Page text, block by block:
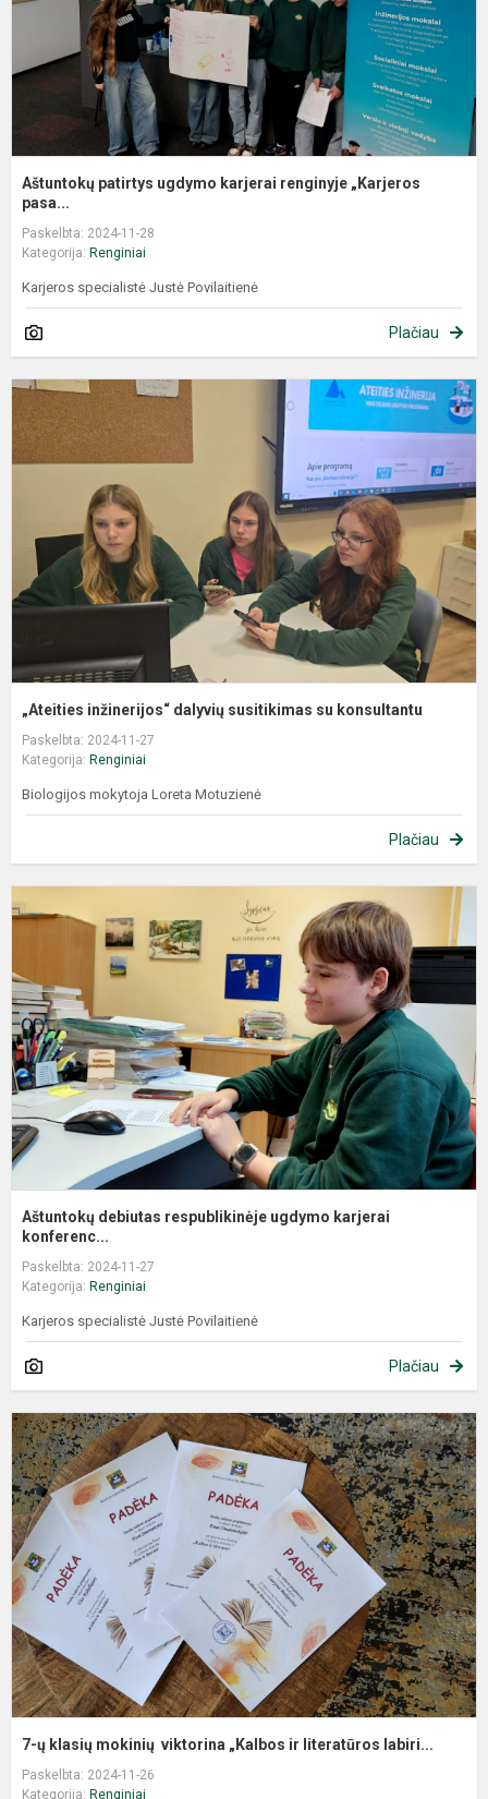
Aštuntokų patirtys ugdymo karjerai renginyje „Karjeros
pasa...
Paskelbta: 2024-11-28
Kategorija: Renginiai
Karjeros specialistė Justė Povilaitienė
Plačiau
„Ateities inžinerijos“ dalyvių susitikimas su konsultantu
Paskelbta: 2024-11-27
Kategorija: Renginiai
Biologijos mokytoja Loreta Motuzienė
Plačiau
Aštuntokų debiutas respublikinėje ugdymo karjerai
konferenc...
Paskelbta: 2024-11-27
Kategorija: Renginiai
Karjeros specialistė Justė Povilaitienė
Plačiau
7-ų klasių mokinių viktorina „Kalbos ir literatūros labiri...
Paskelbta: 2024-11-26
Kategorija: Renginiai